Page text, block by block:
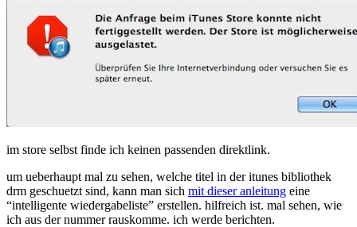
im store selbst finde ich keinen passenden direktlink.
um ueberhaupt mal zu sehen, welche titel in der itunes bibliothek
drm geschuetzt sind, kann man sich mit dieser anleitung eine
“intelligente wiedergabeliste” erstellen. hilfreich ist. mal sehen, wie
ich aus der nummer rauskomme. ich werde berichten.